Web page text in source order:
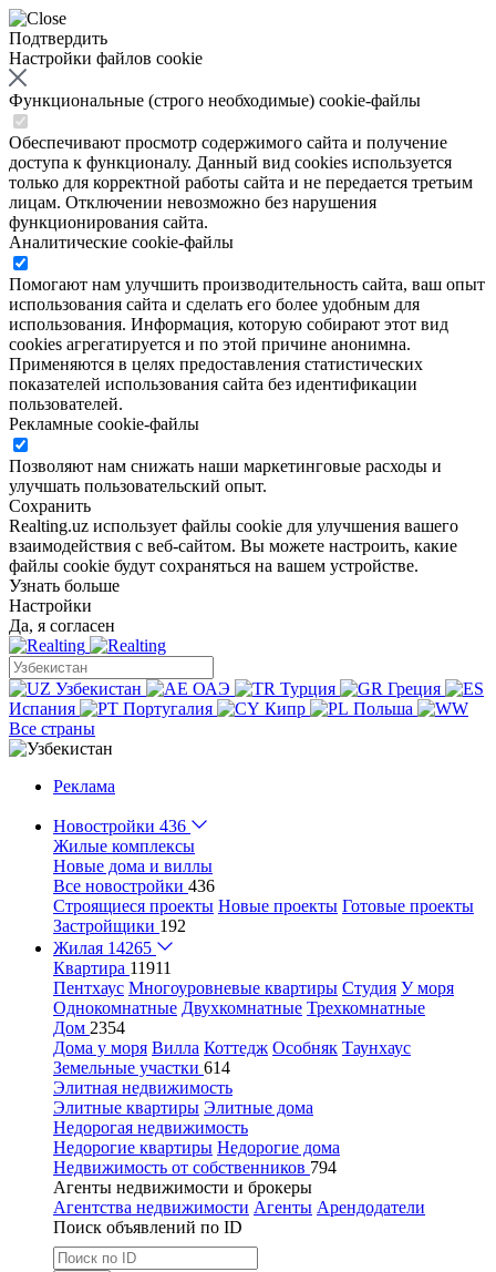
Подтвердить
Настройки файлов cookie
Функциональные (строго необходимые) cookie-файлы
Обеспечивают просмотр содержимого сайта и получение
доступа к функционалу. Данный вид cookies используется
только для корректной работы сайта и не передается третьим
лицам. Отключении невозможно без нарушения
функционирования сайта.
Аналитические cookie-файлы
Помогают нам улучшить производительность сайта, ваш опыт
использования сайта и сделать его более удобным для
использования. Информация, которую собирают этот вид
cookies агрегатируется и по этой причине анонимна.
Применяются в целях предоставления статистических
показателей использования сайта без идентификации
пользователей.
Рекламные cookie-файлы
Позволяют нам снижать наши маркетинговые расходы и
улучшать пользовательский опыт.
Сохранить
Realting.uz использует файлы cookie для улучшения вашего
взаимодействия с веб-сайтом. Вы можете настроить, какие
файлы cookie будут сохраняться на вашем устройстве.
Узнать больше
Настройки
Да, я согласен
Узбекистан ОАЭ Турция
Греция
Испания
Португалия Кипр
Польша
Все страны
Реклама
Новостройки 436
Жилые комплексы
Новые дома и виллы
Все новостройки 436
Строящиеся проекты Новые проекты Готовые проекты
Застройщики 192
Жилая 14265
Квартира 11911
Пентхаус Многоуровневые квартиры Студия У моря
Однокомнатные Двухкомнатные Трехкомнатные
Дом 2354
Дома у моря Вилла Коттедж Особняк Таунхаус
Земельные участки 614
Элитная недвижимость
Элитные квартиры Элитные дома
Недорогая недвижимость
Недорогие квартиры Недорогие дома
Недвижимость от собственников 794
Агенты недвижимости и брокеры
Агентства недвижимости Агенты Арендодатели
Поиск объявлений по ID